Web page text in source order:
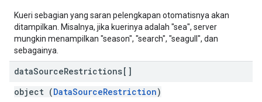
Kueri sebagian yang saran pelengkapan otomatisnya akan
ditampilkan. Misalnya, jika kuerinya adalah "sea", server
mungkin menampilkan "season", "search", "seagull", dan
sebagainya.
dataSourceRestrictions[]
object (DataSourceRestriction)